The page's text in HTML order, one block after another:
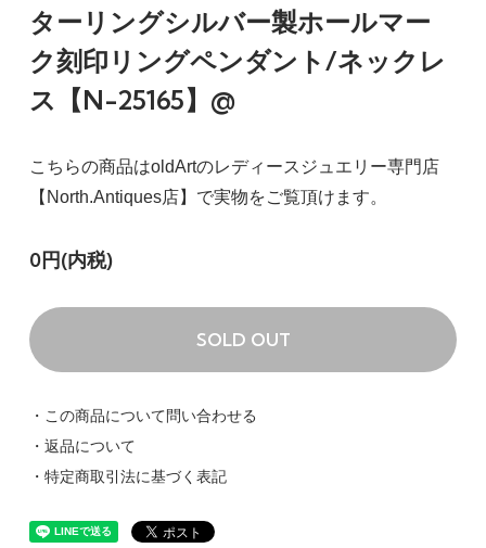
ターリングシルバー製ホールマー
ク刻印リングペンダント/ネックレ
ス【N-25165】@
こちらの商品はoldArtのレディースジュエリー専門店
【North.Antiques店】で実物をご覧頂けます。
0円(内税)
SOLD OUT
・この商品について問い合わせる
・返品について
・特定商取引法に基づく表記